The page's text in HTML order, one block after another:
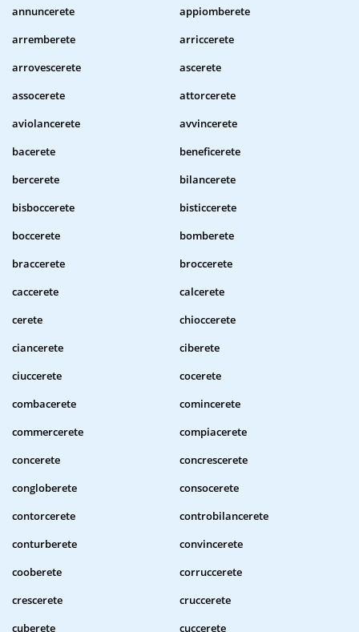
annuncerete
appiomberete
arremberete
arriccerete
arrovescerete
ascerete
assocerete
attorcerete
aviolancerete
avvincerete
bacerete
beneficerete
bercerete
bilancerete
bisboccerete
bisticcerete
boccerete
bomberete
braccerete
broccerete
caccerete
calcerete
cerete
chioccerete
ciancerete
ciberete
ciuccerete
cocerete
combacerete
comincerete
commercerete
compiacerete
concerete
concrescerete
congloberete
consocerete
contorcerete
controbilancerete
conturberete
convincerete
cooberete
corruccerete
crescerete
cruccerete
cuberete
cuccerete